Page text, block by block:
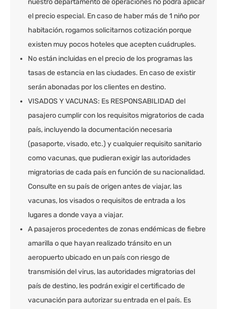
nuestro departamento de operaciones no podrá aplicar
el precio especial. En caso de haber más de 1 niño por
habitación, rogamos solicitarnos cotización porque
existen muy pocos hoteles que acepten cuádruples.
No están incluidas en el precio de los programas las
tasas de estancia en las ciudades. En caso de existir
serán abonadas por los clientes en destino.
VISADOS Y VACUNAS: Es RESPONSABILIDAD del
pasajero cumplir con los requisitos migratorios de cada
país, incluyendo la documentación necesaria
(pasaporte, visado, etc.) y cualquier requisito sanitario
como vacunas, que pudieran exigir las autoridades
migratorias de cada país en función de su nacionalidad.
Consulte en su país de origen antes de viajar, las
vacunas, los visados o requisitos de entrada a los
lugares a donde vaya a viajar.
A pasajeros procedentes de zonas endémicas de fiebre
amarilla o que hayan realizado tránsito en un
aeropuerto ubicado en un país con riesgo de
transmisión del virus, las autoridades migratorias del
país de destino, les podrán exigir el certificado de
vacunación para autorizar su entrada en el país. Es